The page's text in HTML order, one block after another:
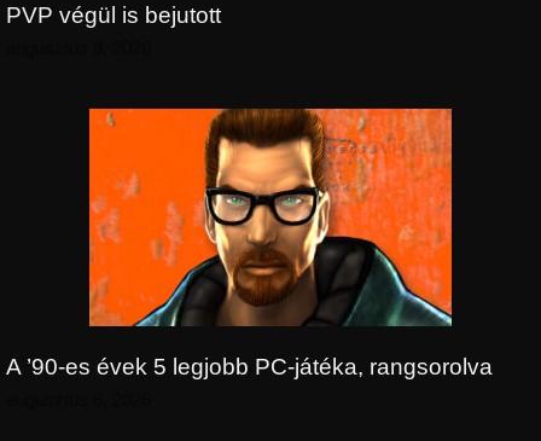
PVP végül is bejutott
A ’90-es évek 5 legjobb PC-játéka, rangsorolva